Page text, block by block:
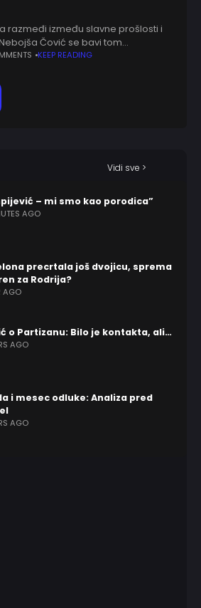
razmeđi između slavne prošlosti i
Čović se bavi tom
u podkastu Miljanov korner,
KEEP READING
Vidi sve >
– mi smo kao porodica”
AGO
precrtala još dvojicu, sprema
za Rodrija?
AGO
o Partizanu: Bilo je kontakta, ali…
AGO
i mesec odluke: Analiza pred
AGO